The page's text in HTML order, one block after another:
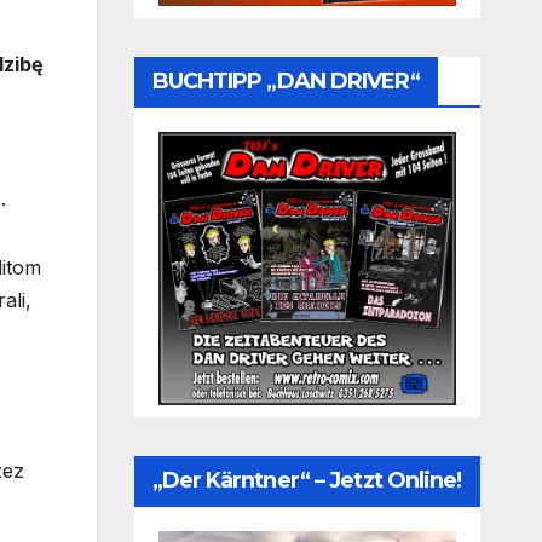
BUCHTIPP „DAN DRIVER“
„Der Kärntner“ – Jetzt Online!